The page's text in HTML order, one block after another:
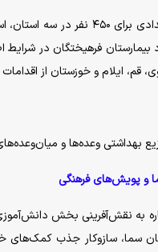
بیمارستان فرهیختگان در
قم، ایلام و خوزستان از
بهداشتی وعده‌ها و
و پویش‌های فرهنگی
به نقش‌آفرینی بخش
سما، سازوکار جذب